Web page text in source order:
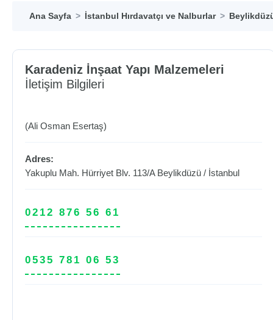
Ana Sayfa İstanbul Hırdavatçı ve Nalburlar
Karadeniz İnşaat Yapı Malzemeleri
İletişim Bilgileri
(Ali Osman Esertaş)
Adres:
Yakuplu Mah. Hürriyet Blv. 113/A Beylikdüzü / İstanbul
0212 876 56 61
0535 781 06 53